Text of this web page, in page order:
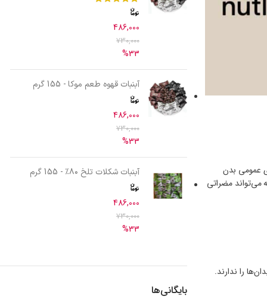
عمومی بدن
می‌تواند مضراتی
را ندارند.
486,000
730,000
%33
آبنبات قهوه طعم موکا - 155 گرم
486,000
730,000
%33
آبنبات شکلات تلخ ۸۰٪ - 155 گرم
486,000
730,000
%33
بایگانی‌ها